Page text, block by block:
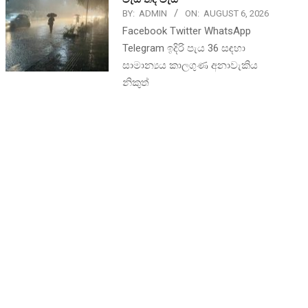
BY: ADMIN ON: AUGUST 6, 2026
Facebook Twitter WhatsApp
Telegram ඉදිරි පැය 36 සඳහා
සාමාන්‍යය කාලගුණ අනාවැකිය
නිකුත්